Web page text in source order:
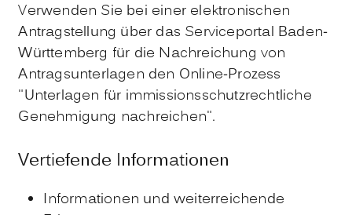
Verwenden Sie bei einer elektronischen
Antragstellung über das Serviceportal Baden-
Württemberg für die Nachreichung von
Antragsunterlagen den Online-Prozess
"Unterlagen für immissionsschutzrechtliche
Genehmigung nachreichen".
Vertiefende Informationen
Informationen und weiterreichende